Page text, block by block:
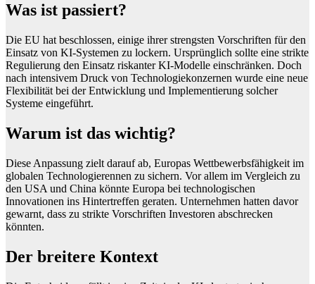
Was ist passiert?
Die EU hat beschlossen, einige ihrer strengsten Vorschriften für den
Einsatz von KI-Systemen zu lockern. Ursprünglich sollte eine strikte
Regulierung den Einsatz riskanter KI-Modelle einschränken. Doch
nach intensivem Druck von Technologiekonzernen wurde eine neue
Flexibilität bei der Entwicklung und Implementierung solcher
Systeme eingeführt.
Warum ist das wichtig?
Diese Anpassung zielt darauf ab, Europas Wettbewerbsfähigkeit im
globalen Technologierennen zu sichern. Vor allem im Vergleich zu
den USA und China könnte Europa bei technologischen
Innovationen ins Hintertreffen geraten. Unternehmen hatten davor
gewarnt, dass zu strikte Vorschriften Investoren abschrecken
könnten.
Der breitere Kontext